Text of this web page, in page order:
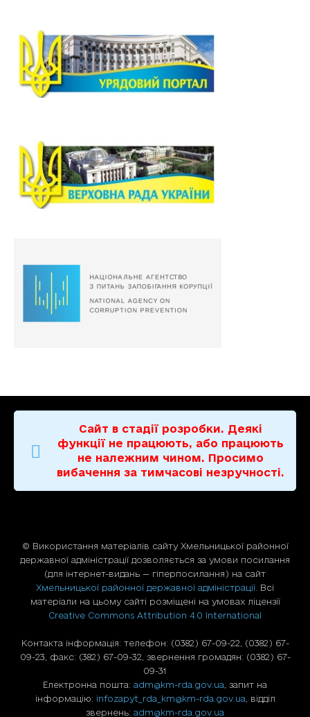
Сайт в стадії розробки. Деякі
функції не працюють, або працюють
не належним чином. Просимо
вибачення за тимчасові незручності.
© Використання матерiалiв сайту Хмельницької районної
державної адміністрації дозволяється за умови посилання
(для iнтернет-видань — гiперпосилання) на сайт
Хмельницької районної державної адміністрації . Всі
матеріали на цьому сайті розміщені на умовах ліцензії
Creative Commons Attribution 4.0 International
Контакта інформація: телефон: (0382) 67-09-22, (0382) 67-
09-23, факс: (382) 67-09-32, звернення громадян: (0382) 67-
09-31
Електронна пошта: adm@km-rda.gov.ua , запит на
інформацію: infozapyt_rda_km@km-rda.gov.ua , відділ
звернень: adm@km-rda.gov.ua